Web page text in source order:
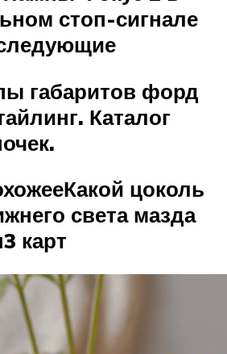
стоп-сигнале
габаритов форд
Каталог
цоколь
света мазда
карт